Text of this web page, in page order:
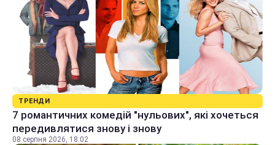
ТРЕНДИ
7 романтичних комедій "нульових", які хочеться
передивлятися знову і знову
08 серпня 2026, 18:02